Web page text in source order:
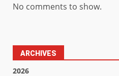
No comments to show.
ARCHIVES
2026